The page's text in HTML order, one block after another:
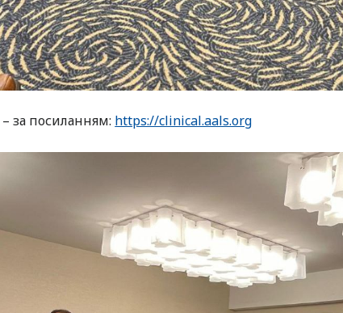
за посиланням: https://clinical.aals.org